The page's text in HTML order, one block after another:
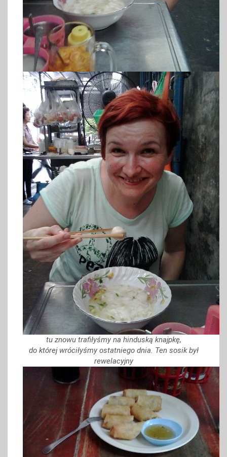
tu znowu trafiłyśmy na hinduską knajpkę,
do której wróciłyśmy ostatniego dnia. Ten sosik był
rewelacyjny